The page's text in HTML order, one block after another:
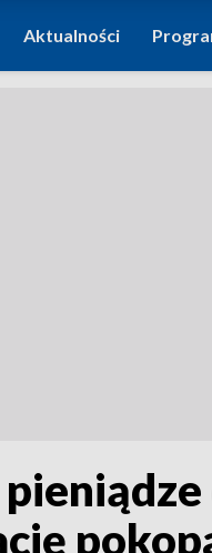
Aktualności